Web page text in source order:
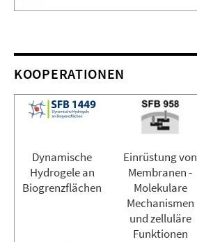
KOOPERATIONEN
Dynamische
Hydrogele an
Biogrenzflächen
Einrüstung von
Membranen -
Molekulare
Mechanismen
und zelluläre
Funktionen